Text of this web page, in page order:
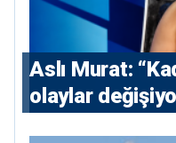
Aslı Murat:
olaylar